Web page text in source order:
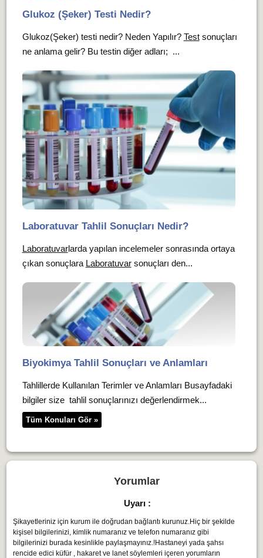
Glukoz (Şeker) Testi Nedir?
Glukoz(Şeker) testi nedir? Neden Yapılır? Testsonuçları
ne anlama gelir? Bu testin diğer adları; ...
Laboratuvar Tahlil Sonuçları Nedir?
Laboratuvarlarda yapılan incelemeler sonrasında ortaya
çıkan sonuçlara Laboratuvarsonuçları den...
Biyokimya Tahlil Sonuçları ve Anlamları
Tahlillerde Kullanılan Terimler ve Anlamları Busayfadaki
bilgiler size tahlil sonuçlarınızı değerlendirmek...
Tüm Konuları Gör »
Yorumlar
Uyarı :
Şikayetleriniz için kurum ile doğrudan bağlantı kurunuz.Hiç bir şekilde
kişisel bilgilerinizi, kimlik numaranız ve telefon numaranız gibi
bilgilerinizi burada kesinlikle paylaşmayınız.!Hastaneyi yada şahsı
rencide edici küfür , hakaret ve lanet söylemleri içeren yorumların